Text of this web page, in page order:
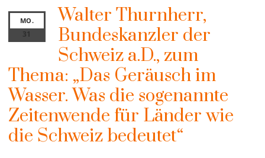
MO.
31
Walter Thurnherr,
Bundeskanzler der
Schweiz a.D., zum
Thema: „Das Geräusch im
Wasser. Was die sogenannte
Zeitenwende für Länder wie
die Schweiz bedeutet“